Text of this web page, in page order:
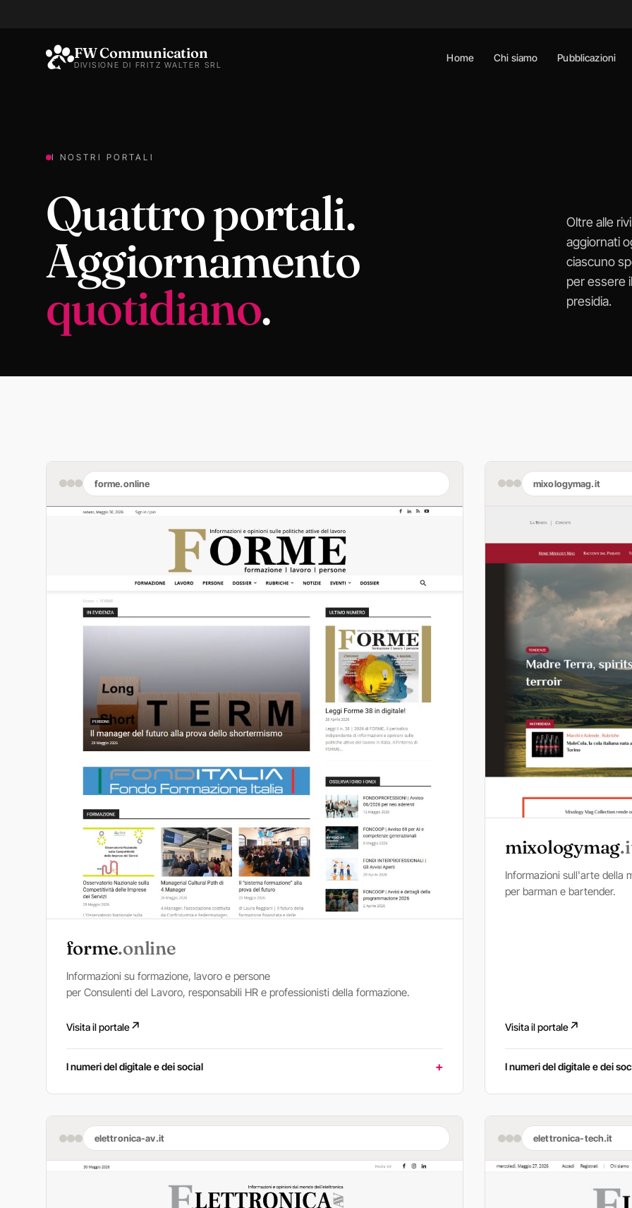
FW Communication
DIVISIONE DI FRITZ WALTER SRL
Home Chi siamo Pubblicazioni
I NOSTRI PORTALI
Quattro portali.
Aggiornamento
quotidiano.
Oltre alle
aggiornati
ciascuno
per essere
presidia.
forme.online
forme.online
Informazioni su formazione, lavoro e persone
per Consulenti del Lavoro, responsabili HR e professionisti della formazione.
Visita il portale↗
I numeri del digitale e dei social
mixologymag.it
mixologymag
Informazioni sull'arte della
per barman e bartender.
Visita il portale↗
I numeri del digitale e dei
elettronica-av.it elettronica-tech.it